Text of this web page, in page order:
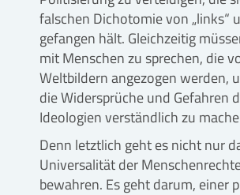
falschen Dichotomie von „links“
gefangen hält. Gleichzeitig
mit Menschen zu sprechen, die
Weltbildern angezogen werden,
die Widersprüche und Gefahren
Ideologien verständlich zu
Denn letztlich geht es nicht nur
Universalität der
bewahren. Es geht darum, einer